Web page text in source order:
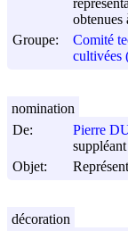
obtenues
Groupe:
Comité
cultivées
De:
Pierre
suppléant
Objet:
nomination
décoration